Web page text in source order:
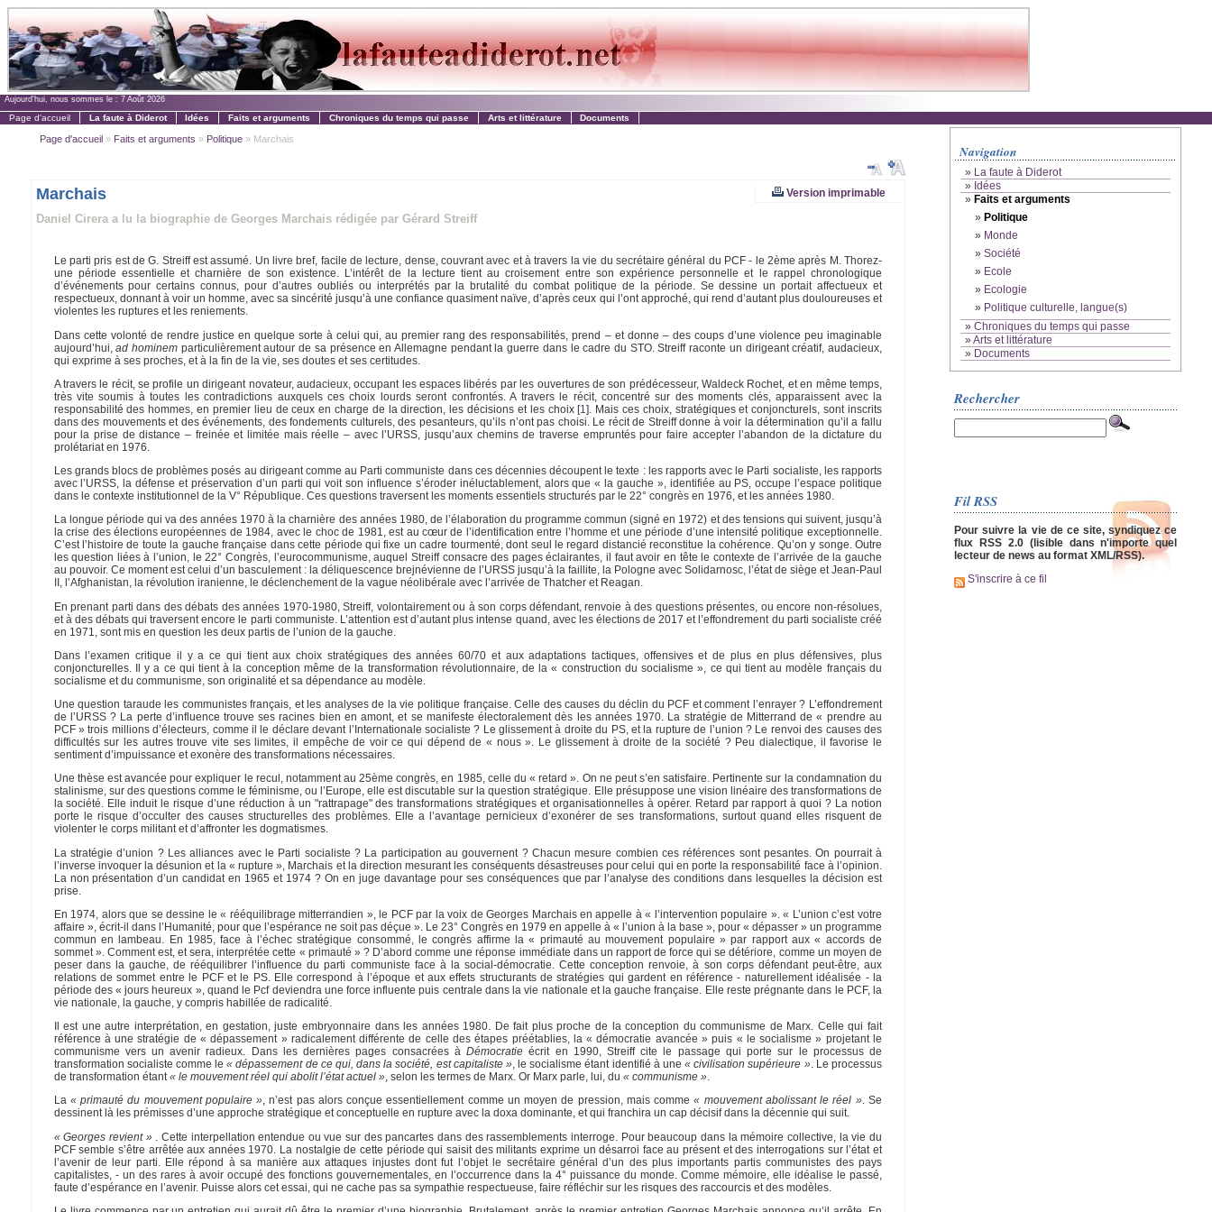
Aujourd'hui, nous sommes le : 7 Août 2026
Page d'accueil La faute à Diderot Idées Faits et arguments Chroniques du temps qui passe Arts et littérature Documents
Page d'accueil» Faits et arguments » Politique» Marchais
Version imprimable
Marchais
Daniel Cirera a lu la biographie de Georges Marchais rédigée par Gérard Streiff
Le parti pris est de G. Streiff est assumé. Un livre bref, facile de lecture, dense, couvrant avec et à travers la vie du secrétaire général du PCF - le 2ème après M. Thorez-
une période essentielle et charnière de son existence. L’intérêt de la lecture tient au croisement entre son expérience personnelle et le rappel chronologique
d’événements pour certains connus, pour d’autres oubliés ou interprétés par la brutalité du combat politique de la période. Se dessine un portait affectueux et
respectueux, donnant à voir un homme, avec sa sincérité jusqu’à une confiance quasiment naïve, d’après ceux qui l’ont approché, qui rend d’autant plus douloureuses et
violentes les ruptures et les reniements.
Dans cette volonté de rendre justice en quelque sorte à celui qui, au premier rang des responsabilités, prend – et donne – des coups d’une violence peu imaginable
aujourd’hui,ad hominem particulièrement autour de sa présence en Allemagne pendant la guerre dans le cadre du STO. Streiff raconte un dirigeant créatif, audacieux,
qui exprime à ses proches, et à la fin de la vie, ses doutes et ses certitudes.
A travers le récit, se profile un dirigeant novateur, audacieux, occupant les espaces libérés par les ouvertures de son prédécesseur, Waldeck Rochet, et en même temps,
très vite soumis à toutes les contradictions auxquels ces choix lourds seront confrontés. A travers le récit, concentré sur des moments clés, apparaissent avec la
responsabilité des hommes, en premier lieu de ceux en charge de la direction, les décisions et les choix[1] . Mais ces choix, stratégiques et conjoncturels, sont inscrits
dans des mouvements et des événements, des fondements culturels, des pesanteurs, qu’ils n’ont pas choisi. Le récit de Streiff donne à voir la détermination qu’il a fallu
pour la prise de distance – freinée et limitée mais réelle – avec l’URSS, jusqu’aux chemins de traverse empruntés pour faire accepter l’abandon de la dictature du
prolétariat en 1976.
Les grands blocs de problèmes posés au dirigeant comme au Parti communiste dans ces décennies découpent le texte : les rapports avec le Parti socialiste, les rapports
avec l’URSS, la défense et préservation d’un parti qui voit son influence s’éroder inéluctablement, alors que « la gauche », identifiée au PS, occupe l’espace politique
dans le contexte institutionnel de la V° République. Ces questions traversent les moments essentiels structurés par le 22° congrès en 1976, et les années 1980.
La longue période qui va des années 1970 à la charnière des années 1980, de l’élaboration du programme commun (signé en 1972) et des tensions qui suivent, jusqu’à
la crise des élections européennes de 1984, avec le choc de 1981, est au cœur de l’identification entre l’homme et une période d’une intensité politique exceptionnelle.
C’est l’histoire de toute la gauche française dans cette période qui fixe un cadre tourmenté, dont seul le regard distancié reconstitue la cohérence. Qu’on y songe. Outre
les question liées à l’union, le 22° Congrès, l’eurocommunisme, auquel Streiff consacre des pages éclairantes, il faut avoir en tête le contexte de l’arrivée de la gauche
au pouvoir. Ce moment est celui d’un basculement : la déliquescence brejnévienne de l’URSS jusqu’à la faillite, la Pologne avec Solidarnosc, l’état de siège et Jean-Paul
II, l’Afghanistan, la révolution iranienne, le déclenchement de la vague néolibérale avec l’arrivée de Thatcher et Reagan.
En prenant parti dans des débats des années 1970-1980, Streiff, volontairement ou à son corps défendant, renvoie à des questions présentes, ou encore non-résolues,
et à des débats qui traversent encore le parti communiste. L’attention est d’autant plus intense quand, avec les élections de 2017 et l’effondrement du parti socialiste créé
en 1971, sont mis en question les deux partis de l’union de la gauche.
Dans l’examen critique il y a ce qui tient aux choix stratégiques des années 60/70 et aux adaptations tactiques, offensives et de plus en plus défensives, plus
conjoncturelles. Il y a ce qui tient à la conception même de la transformation révolutionnaire, de la « construction du socialisme », ce qui tient au modèle français du
socialisme et du communisme, son originalité et sa dépendance au modèle.
Une question taraude les communistes français, et les analyses de la vie politique française. Celle des causes du déclin du PCF et comment l’enrayer ? L’effondrement
de l’URSS ? La perte d’influence trouve ses racines bien en amont, et se manifeste électoralement dès les années 1970. La stratégie de Mitterrand de « prendre au
PCF » trois millions d’électeurs, comme il le déclare devant l’Internationale socialiste ? Le glissement à droite du PS, et la rupture de l’union ? Le renvoi des causes des
difficultés sur les autres trouve vite ses limites, il empêche de voir ce qui dépend de « nous ». Le glissement à droite de la société ? Peu dialectique, il favorise le
sentiment d’impuissance et exonère des transformations nécessaires.
Une thèse est avancée pour expliquer le recul, notamment au 25ème congrès, en 1985, celle du « retard ». On ne peut s’en satisfaire. Pertinente sur la condamnation du
stalinisme, sur des questions comme le féminisme, ou l’Europe, elle est discutable sur la question stratégique. Elle présuppose une vision linéaire des transformations de
la société. Elle induit le risque d’une réduction à un "rattrapage" des transformations stratégiques et organisationnelles à opérer. Retard par rapport à quoi ? La notion
porte le risque d’occulter des causes structurelles des problèmes. Elle a l’avantage pernicieux d’exonérer de ses transformations, surtout quand elles risquent de
violenter le corps militant et d’affronter les dogmatismes.
La stratégie d’union ? Les alliances avec le Parti socialiste ? La participation au gouvernent ? Chacun mesure combien ces références sont pesantes. On pourrait à
l’inverse invoquer la désunion et la « rupture », Marchais et la direction mesurant les conséquents désastreuses pour celui qui en porte la responsabilité face à l’opinion.
La non présentation d’un candidat en 1965 et 1974 ? On en juge davantage pour ses conséquences que par l’analyse des conditions dans lesquelles la décision est
prise.
En 1974, alors que se dessine le « rééquilibrage mitterrandien », le PCF par la voix de Georges Marchais en appelle à « l’intervention populaire ». « L’union c’est votre
affaire », écrit-il dans l’Humanité, pour que l’espérance ne soit pas déçue ». Le 23° Congrès en 1979 en appelle à « l’union à la base », pour « dépasser » un programme
commun en lambeau. En 1985, face à l’échec stratégique consommé, le congrès affirme la « primauté au mouvement populaire » par rapport aux « accords de
sommet ». Comment est, et sera, interprétée cette « primauté » ? D’abord comme une réponse immédiate dans un rapport de force qui se détériore, comme un moyen de
peser dans la gauche, de rééquilibrer l’influence du parti communiste face à la social-démocratie. Cette conception renvoie, à son corps défendant peut-être, aux
relations de sommet entre le PCF et le PS. Elle correspond à l’époque et aux effets structurants de stratégies qui gardent en référence - naturellement idéalisée - la
période des « jours heureux », quand le Pcf deviendra une force influente puis centrale dans la vie nationale et la gauche française. Elle reste prégnante dans le PCF, la
vie nationale, la gauche, y compris habillée de radicalité.
Il est une autre interprétation, en gestation, juste embryonnaire dans les années 1980. De fait plus proche de la conception du communisme de Marx. Celle qui fait
référence à une stratégie de « dépassement » radicalement différente de celle des étapes préétablies, la « démocratie avancée » puis « le socialisme » projetant le
communisme vers un avenir radieux. Dans les dernières pages consacrées àDémocratie écrit en 1990, Streiff cite le passage qui porte sur le processus de
transformation socialiste comme le« dépassement de ce qui, dans la société, est capitaliste », le socialisme étant identifié à une« civilisation supérieure ». Le processus
de transformation étant« le mouvement réel qui abolit l’état actuel », selon les termes de Marx. Or Marx parle, lui, du « communisme ».
La « primauté du mouvement populaire », n’est pas alors conçue essentiellement comme un moyen de pression, mais comme« mouvement abolissant le réel ». Se
dessinent là les prémisses d’une approche stratégique et conceptuelle en rupture avec la doxa dominante, et qui franchira un cap décisif dans la décennie qui suit.
« Georges revient ». Cette interpellation entendue ou vue sur des pancartes dans des rassemblements interroge. Pour beaucoup dans la mémoire collective, la vie du
PCF semble s’être arrêtée aux années 1970. La nostalgie de cette période qui saisit des militants exprime un désarroi face au présent et des interrogations sur l’état et
l’avenir de leur parti. Elle répond à sa manière aux attaques injustes dont fut l’objet le secrétaire général d’un des plus importants partis communistes des pays
capitalistes, - un des rares à avoir occupé des fonctions gouvernementales, en l’occurrence dans la 4° puissance du monde. Comme mémoire, elle idéalise le passé,
faute d’espérance en l’avenir. Puisse alors cet essai, qui ne cache pas sa sympathie respectueuse, faire réfléchir sur les risques des raccourcis et des modèles.
Navigation
» La faute à Diderot
» Idées
» Faits et arguments
» Politique
» Monde
» Société
» Ecole
» Ecologie
» Politique culturelle, langue(s)
» Chroniques du temps qui passe
»Arts et littérature
» Documents
Rechercher
Fil RSS
Pour suivre la vie de ce site, syndiquez ce
flux RSS 2.0 (lisible dans n'importe quel
lecteur de news au format XML/RSS).
S'inscrire à ce fil